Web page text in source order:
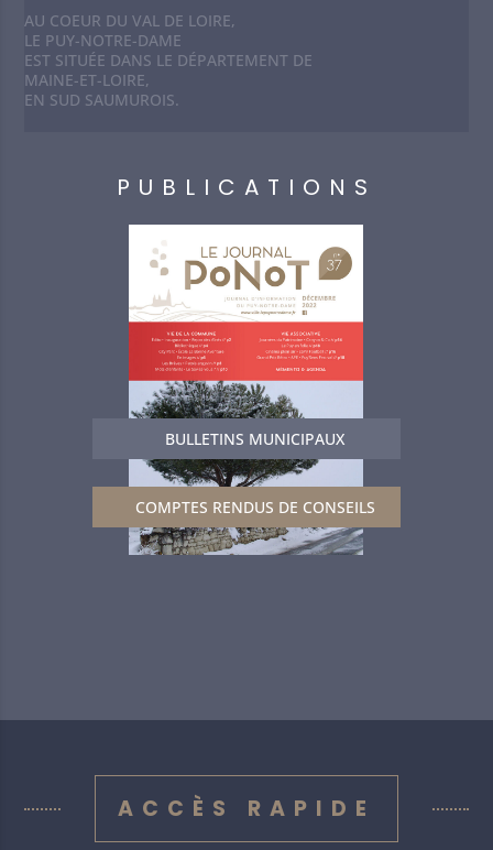
AU COEUR DU VAL DE LOIRE,
LE PUY-NOTRE-DAME
EST SITUÉE DANS LE DÉPARTEMENT DE
MAINE-ET-LOIRE,
EN SUD SAUMUROIS.
PUBLICATIONS
BULLETINS MUNICIPAUX
COMPTES RENDUS DE CONSEILS
ACCÈS RAPIDE